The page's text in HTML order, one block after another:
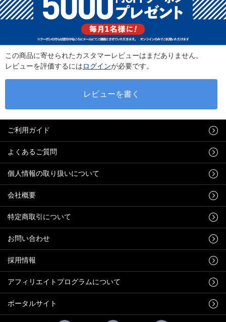
この商品に寄せられたカスタマーレビューはまだありません。
レビューを評価するにはログインが必要です。
ご利用ガイド
よくあるご質問
個人情報の取り扱いについて
会社概要
特定商取引について
お問い合わせ
採用情報
アフィリエイトプログラムについて
ポータルサイト